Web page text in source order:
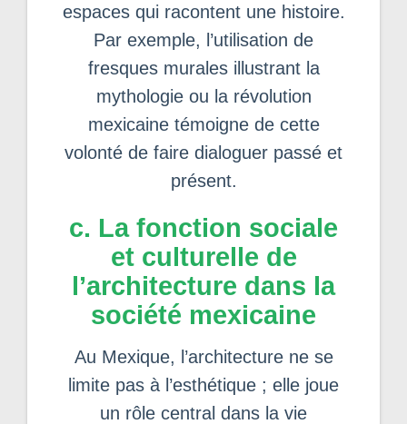
espaces qui racontent une histoire.
Par exemple, l’utilisation de
fresques murales illustrant la
mythologie ou la révolution
mexicaine témoigne de cette
volonté de faire dialoguer passé et
présent.
c. La fonction sociale
et culturelle de
l’architecture dans la
société mexicaine
Au Mexique, l’architecture ne se
limite pas à l’esthétique ; elle joue
un rôle central dans la vie